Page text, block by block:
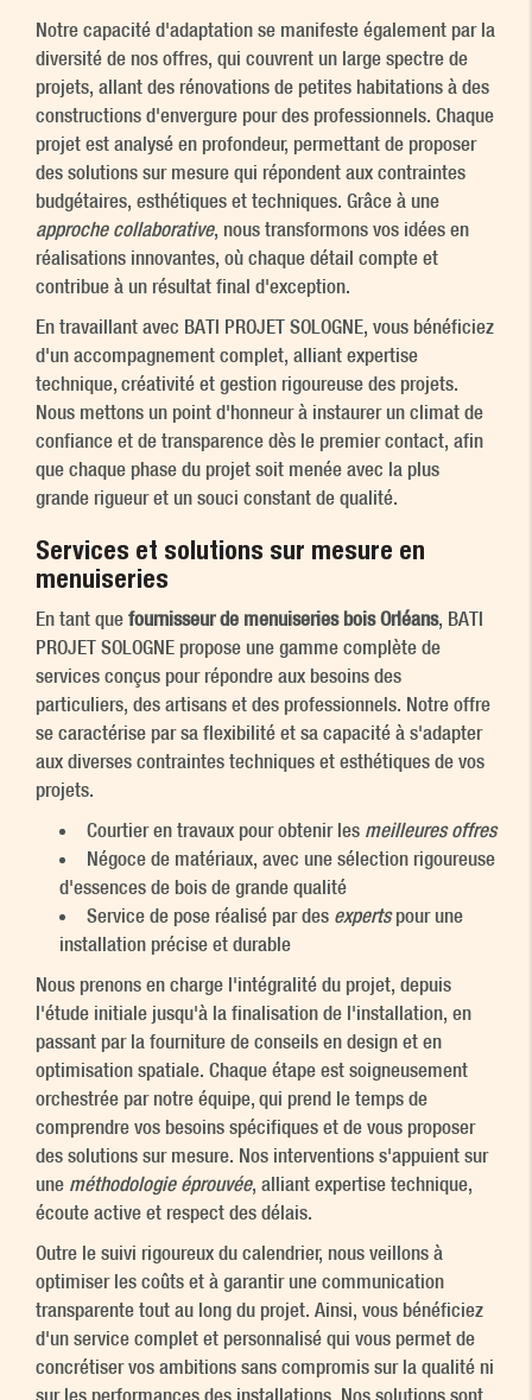
Notre capacité d'adaptation se manifeste également par la
diversité de nos offres, qui couvrent un large spectre de
projets, allant des rénovations de petites habitations à des
constructions d'envergure pour des professionnels. Chaque
projet est analysé en profondeur, permettant de proposer
des solutions sur mesure qui répondent aux contraintes
budgétaires, esthétiques et techniques. Grâce à une
approche collaborative, nous transformons vos idées en
réalisations innovantes, où chaque détail compte et
contribue à un résultat final d'exception.
En travaillant avec BATI PROJET SOLOGNE, vous bénéficiez
d'un accompagnement complet, alliant expertise
technique, créativité et gestion rigoureuse des projets.
Nous mettons un point d'honneur à instaurer un climat de
confiance et de transparence dès le premier contact, afin
que chaque phase du projet soit menée avec la plus
grande rigueur et un souci constant de qualité.
Services et solutions sur mesure en
menuiseries
En tant que fournisseur de menuiseries bois Orléans, BATI
PROJET SOLOGNE propose une gamme complète de
services conçus pour répondre aux besoins des
particuliers, des artisans et des professionnels. Notre offre
se caractérise par sa flexibilité et sa capacité à s'adapter
aux diverses contraintes techniques et esthétiques de vos
projets.
Courtier en travaux pour obtenir les meilleures offres
Négoce de matériaux, avec une sélection rigoureuse
d'essences de bois de grande qualité
Service de pose réalisé par des expertspour une
installation précise et durable
Nous prenons en charge l'intégralité du projet, depuis
l'étude initiale jusqu'à la finalisation de l'installation, en
passant par la fourniture de conseils en design et en
optimisation spatiale. Chaque étape est soigneusement
orchestrée par notre équipe, qui prend le temps de
comprendre vos besoins spécifiques et de vous proposer
des solutions sur mesure. Nos interventions s'appuient sur
une méthodologie éprouvée, alliant expertise technique,
écoute active et respect des délais.
Outre le suivi rigoureux du calendrier, nous veillons à
optimiser les coûts et à garantir une communication
transparente tout au long du projet. Ainsi, vous bénéficiez
d'un service complet et personnalisé qui vous permet de
concrétiser vos ambitions sans compromis sur la qualité ni
sur les performances des installations. Nos solutions sont